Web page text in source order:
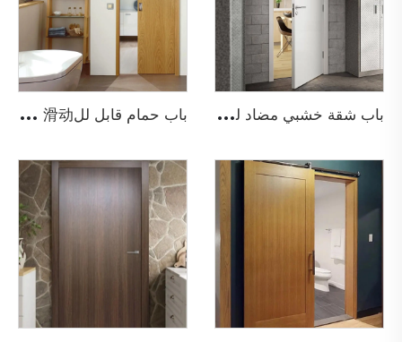
ب
اب شقة خشبي مضاد للحريق ب
اب حمام قابل لل滑动 من الخشب - باب جيب